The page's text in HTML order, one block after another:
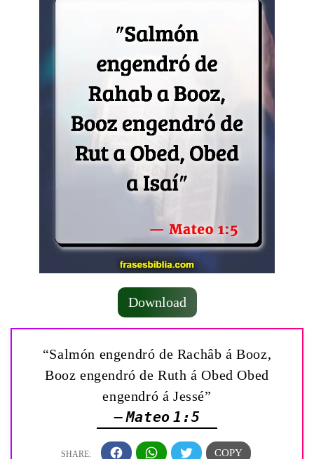
Download
“Salmón engendró de Rachâb á Booz,
Booz engendró de Ruth á Obed Obed
engendró á Jessé”
— Mateo 1:5